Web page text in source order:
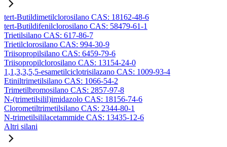
tert-Butildimetilclorosilano CAS: 18162-48-6
tert-Butildifenilclorosilano CAS: 58479-61-1
Trietilsilano CAS: 617-86-7
Trietilclorosilano CAS: 994-30-9
Triisopropilsilano CAS: 6459-79-6
Triisopropilclorosilano CAS: 13154-24-0
1,1,3,3,5,5-esametilciclotrisilazano CAS: 1009-93-4
Etiniltrimetilsilano CAS: 1066-54-2
Trimetilbromosilano CAS: 2857-97-8
N-(trimetilsilil)imidazolo CAS: 18156-74-6
Clorometiltrimetilsilano CAS: 2344-80-1
N-trimetilsililacetammide CAS: 13435-12-6
Altri silani